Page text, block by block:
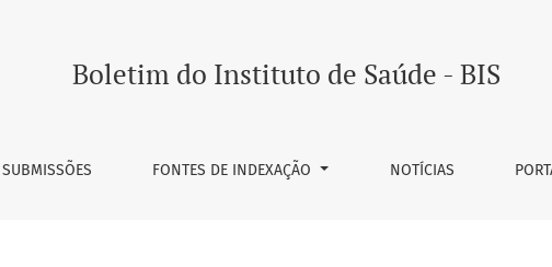
especializadas, das mulheres que sofrem violência sexual
Boletim do Instituto de Saúde - BIS
SUBMISSÕES FONTES DE INDEXAÇÃO NOTÍCIAS